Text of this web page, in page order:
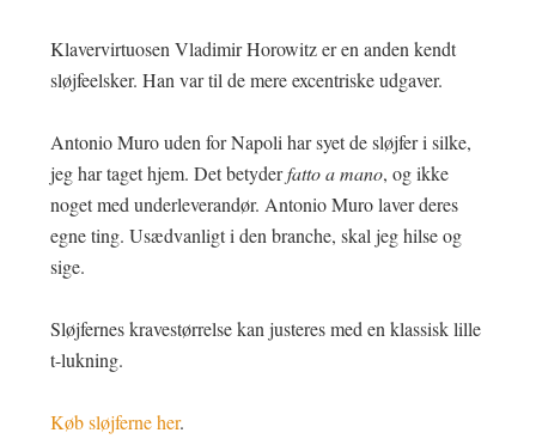
Klavervirtuosen Vladimir Horowitz er en anden kendt
sløjfeelsker. Han var til de mere excentriske udgaver.
Antonio Muro uden for Napoli har syet de sløjfer i silke,
jeg har taget hjem. Det betyderfatto a mano, og ikke
noget med underleverandør. Antonio Muro laver deres
egne ting. Usædvanligt i den branche, skal jeg hilse og
sige.
Sløjfernes kravestørrelse kan justeres med en klassisk lille
t-lukning.
Køb sløjferne her.